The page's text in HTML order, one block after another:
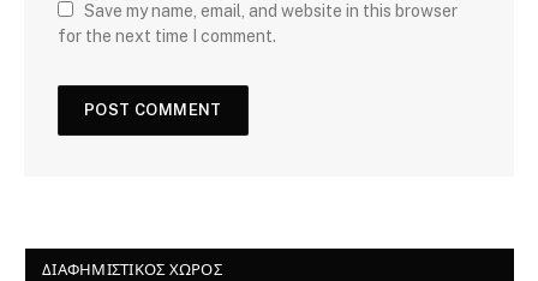
Save my name, email, and website in this browser
for the next time I comment.
ΔΙΑΦΗΜΙΣΤΙΚΌΣ ΧΏΡΟΣ